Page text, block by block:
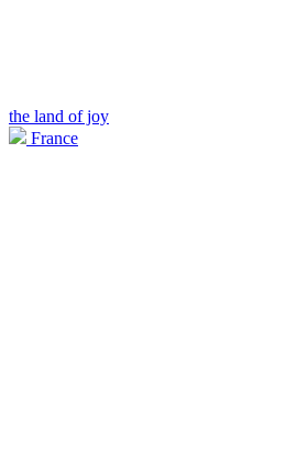
the land of joy
France